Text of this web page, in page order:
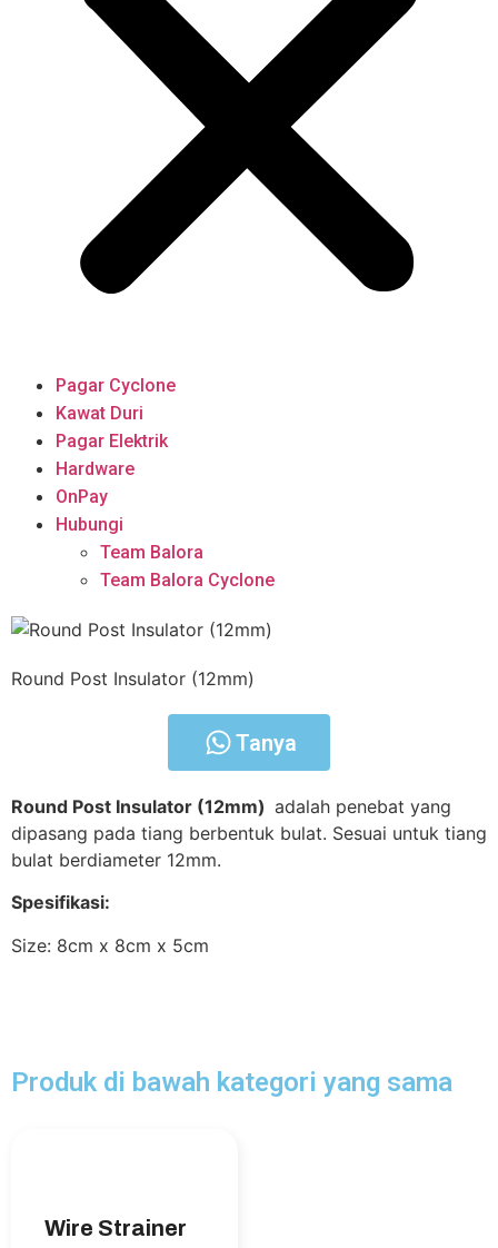
Pagar Cyclone
Kawat Duri
Pagar Elektrik
Hardware
OnPay
Hubungi
Team Balora
Team Balora Cyclone
Round Post Insulator (12mm)
Tanya
Round Post Insulator (12mm) adalah penebat yang
dipasang pada tiang berbentuk bulat. Sesuai untuk tiang
bulat berdiameter 12mm.
Spesifikasi:
Size: 8cm x 8cm x 5cm
Produk di bawah kategori yang sama
Wire Strainer